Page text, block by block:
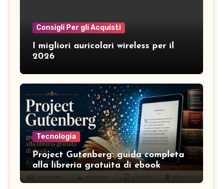
Consigli Per gli Acquisti
I migliori auricolari wireless per il
2026
Tecnologia
Project Gutenberg: guida completa
alla libreria gratuita di ebook